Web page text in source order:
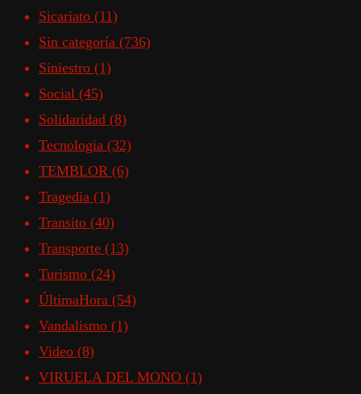
Sicariato (11)
Sin categoría (736)
Siniestro (1)
Social (45)
Solidaridad (8)
Tecnologia (32)
TEMBLOR (6)
Tragedia (1)
Transito (40)
Transporte (13)
Turismo (24)
ÚltimaHora (54)
Vandalismo (1)
Video (8)
VIRUELA DEL MONO (1)